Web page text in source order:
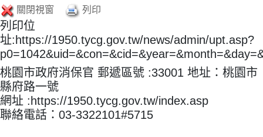
關閉視窗 列印
列印位
址:https://1950.tycg.gov.tw/news/admin/upt.asp?
桃園市政府消保官 郵遞區號 :33001 地址：桃園市
縣府路一號
網址 :https://1950.tycg.gov.tw/index.asp
聯絡電話：03-3322101#5715